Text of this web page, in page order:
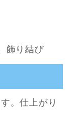
飾り結び
。仕上がり